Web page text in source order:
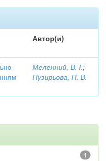
Автор(и)
Меленний, В. І.;
Пузирьова, П. В.
1